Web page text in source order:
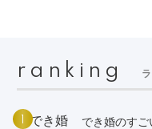
ranking
でき婚のす